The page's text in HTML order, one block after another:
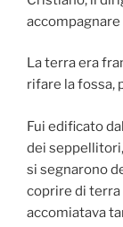
La terra era
rifare la fossa,
Fui edificato
dei
si segnarono
coprire di terra
accomiatava